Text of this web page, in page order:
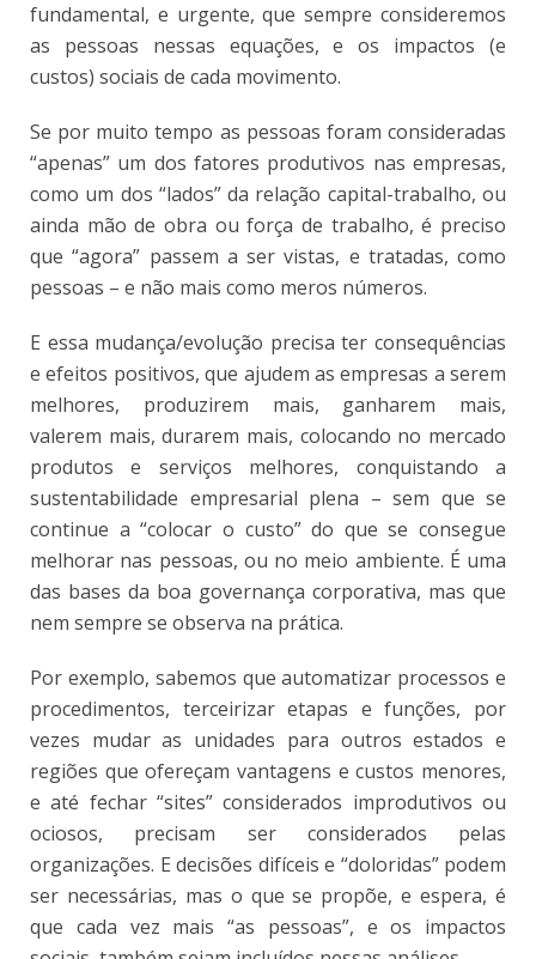
fundamental, e urgente, que sempre consideremos
as pessoas nessas equações, e os impactos (e
custos) sociais de cada movimento.
Se por muito tempo as pessoas foram consideradas
“apenas” um dos fatores produtivos nas empresas,
como um dos “lados” da relação capital-trabalho, ou
ainda mão de obra ou força de trabalho, é preciso
que “agora” passem a ser vistas, e tratadas, como
pessoas – e não mais como meros números.
E essa mudança/evolução precisa ter consequências
e efeitos positivos, que ajudem as empresas a serem
melhores, produzirem mais, ganharem mais,
valerem mais, durarem mais, colocando no mercado
produtos e serviços melhores, conquistando a
sustentabilidade empresarial plena – sem que se
continue a “colocar o custo” do que se consegue
melhorar nas pessoas, ou no meio ambiente. É uma
das bases da boa governança corporativa, mas que
nem sempre se observa na prática.
Por exemplo, sabemos que automatizar processos e
procedimentos, terceirizar etapas e funções, por
vezes mudar as unidades para outros estados e
regiões que ofereçam vantagens e custos menores,
e até fechar “sites” considerados improdutivos ou
ociosos, precisam ser considerados pelas
organizações. E decisões difíceis e “doloridas” podem
ser necessárias, mas o que se propõe, e espera, é
que cada vez mais “as pessoas”, e os impactos